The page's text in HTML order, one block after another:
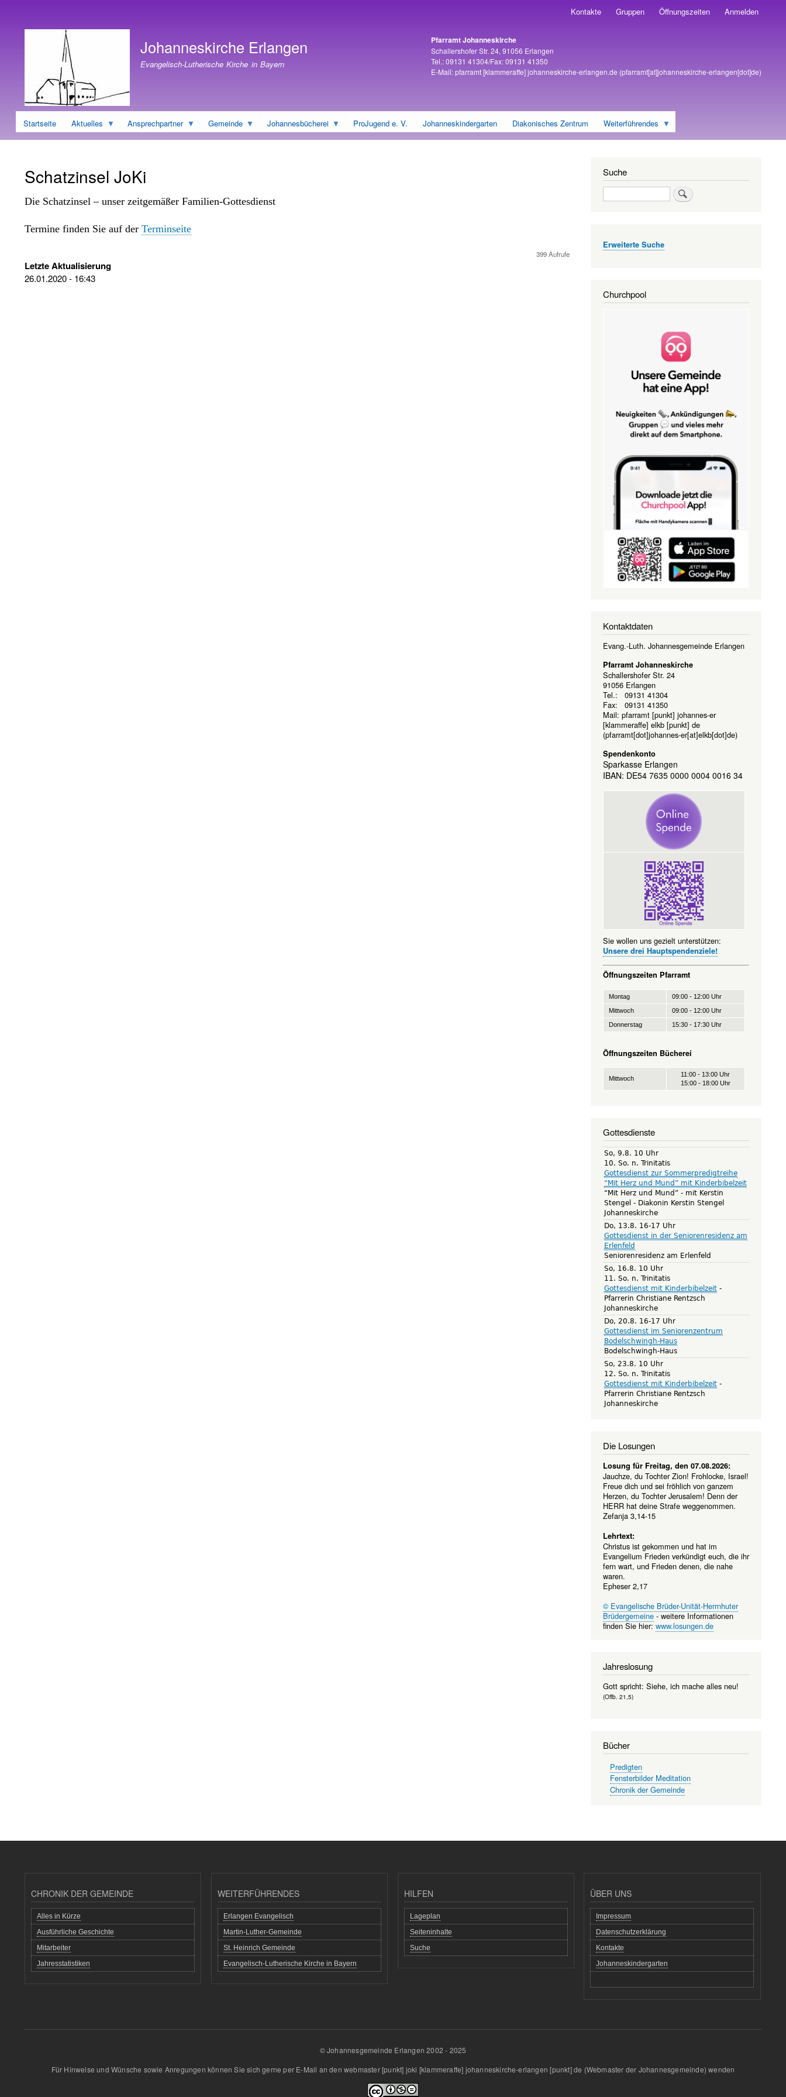
Kontakte Gruppen Öffnungszeiten Anmelden
Adresse
Pfarramt Johanneskirche
Schallershofer Str. 24, 91056 Erlangen
Tel.: 09131 41304/Fax: 09131 41350
E-Mail:pfarramt[klammeraffe]johanneskirche-erlangen.de (pfarramt[at]johanneskirche-erlangen[dot]de)
Johanneskirche Erlangen
Evangelisch-Lutherische Kirche in Bayern
Startseite Aktuelles Ansprechpartner Gemeinde Johannesbücherei ProJugend e. V. Johanneskindergarten Diakonisches Zentrum Weiterführendes
Schatzinsel JoKi
Die Schatzinsel – unser zeitgemäßer Familien-Gottesdienst
Termine finden Sie auf der Terminseite
399 Aufrufe
Letzte Aktualisierung
26.01.2020 - 16:43
Suche
Suche
Erweiterte Suche
Churchpool
Kontaktdaten
Evang.-Luth. Johannesgemeinde Erlangen
Pfarramt Johanneskirche
Schallershofer Str. 24
91056 Erlangen
Tel.: 09131 41304
Fax: 09131 41350
Mail: pfarramt[punkt] johannes-er
[klammeraffe] elkb[punkt] de
(pfarramt[dot]johannes-er[at]elkb[dot]de)
Spendenkonto
Sparkasse Erlangen
IBAN: DE54 7635 0000 0004 0016 34
Sie wollen uns gezielt unterstützen:
Unsere drei Hauptspendenziele!
Öffnungszeiten Pfarramt
Montag
09:00 - 12:00 Uhr
Mittwoch
09:00 - 12:00 Uhr
Donnerstag
15:30 - 17:30 Uhr
Öffnungszeiten Bücherei
Mittwoch
11:00 - 13:00 Uhr
15:00 - 18:00 Uhr
Gottesdienste
So, 9.8. 10 Uhr
10. So. n. Trinitatis
Gottesdienst zur Sommerpredigtreihe
“Mit Herz und Mund” mit Kinderbibelzeit
“Mit Herz und Mund” - mit Kerstin
Stengel
Diakonin Kerstin Stengel
Johanneskirche
Do, 13.8. 16-17 Uhr
Gottesdienst in der Seniorenresidenz am
Erlenfeld
Seniorenresidenz am Erlenfeld
So, 16.8. 10 Uhr
11. So. n. Trinitatis
Gottesdienst mit Kinderbibelzeit
Pfarrerin Christiane Rentzsch
Johanneskirche
Do, 20.8. 16-17 Uhr
Gottesdienst im Seniorenzentrum
Bodelschwingh-Haus
Bodelschwingh-Haus
So, 23.8. 10 Uhr
12. So. n. Trinitatis
Gottesdienst mit Kinderbibelzeit
Pfarrerin Christiane Rentzsch
Johanneskirche
Die Losungen
Losung für Freitag, den 07.08.2026:
Jauchze, du Tochter Zion! Frohlocke, Israel!
Freue dich und sei fröhlich von ganzem
Herzen, du Tochter Jerusalem! Denn der
HERR hat deine Strafe weggenommen.
Zefanja 3,14-15
Lehrtext:
Christus ist gekommen und hat im
Evangelium Frieden verkündigt euch, die ihr
fern wart, und Frieden denen, die nahe
waren.
Epheser 2,17
© Evangelische Brüder-Unität-Herrnhuter
Brüdergemeine- weitere Informationen
finden Sie hier:www.losungen.de
Jahreslosung
Gott spricht: Siehe, ich mache alles neu!
(Offb. 21,5)
Bücher
Predigten
Fensterbilder Meditation
Chronik der Gemeinde
CHRONIK DER GEMEINDE
Alles in Kürze
Ausführliche Geschichte
Mitarbeiter
Jahresstatistiken
WEITERFÜHRENDES
Erlangen Evangelisch
Martin-Luther-Gemeinde
St. Heinrich Gemeinde
Evangelisch-Lutherische Kirche in Bayern
HILFEN
Lageplan
Seiteninhalte
Suche
ÜBER UNS
Impressum
Datenschutzerklärung
Kontakte
Johanneskindergarten
© Johannesgemeinde Erlangen 2002 - 2025
Für Hinweise und Wünsche sowie Anregungen können Sie sich gerne per E-Mail an denwebmaster[punkt] joki [klammeraffe] johanneskirche-erlangen [punkt]de (Webmaster der Johannesgemeinde) wenden